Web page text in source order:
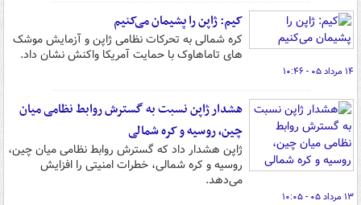
کیم: ژاپن را پشیمان می‌کنیم
کره شمالی به تحرکات نظامی ژاپن و آزمایش موشک
های تاماهاوک با حمایت آمریکا واکنش نشان داد.
۱۴ مرداد ۰۵ - ۱۰:۴۶
هشدار ژاپن نسبت به گسترش روابط نظامی میان
چین، روسیه و کره شمالی
ژاپن هشدار داد که گسترش روابط نظامی میان چین،
روسیه و کره شمالی، خطرات امنیتی را افزایش
می‌دهد.
۱۳ مرداد ۰۵ - ۱۰:۰۵